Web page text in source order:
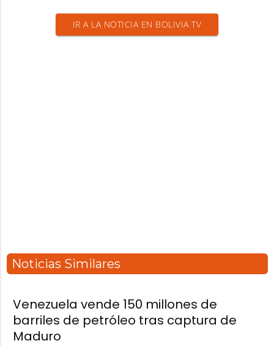
IR A LA NOTICIA EN BOLIVIA TV
Noticias Similares
Venezuela vende 150 millones de
barriles de petróleo tras captura de
Maduro